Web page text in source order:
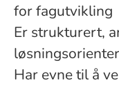
for fagutvikling
Er strukturert,
Har evne til å